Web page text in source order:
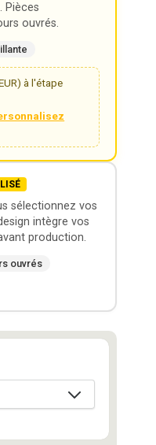
Pièces
ouvrés.
à l'étape
sélectionnez vos
intègre vos
production.
ouvrés